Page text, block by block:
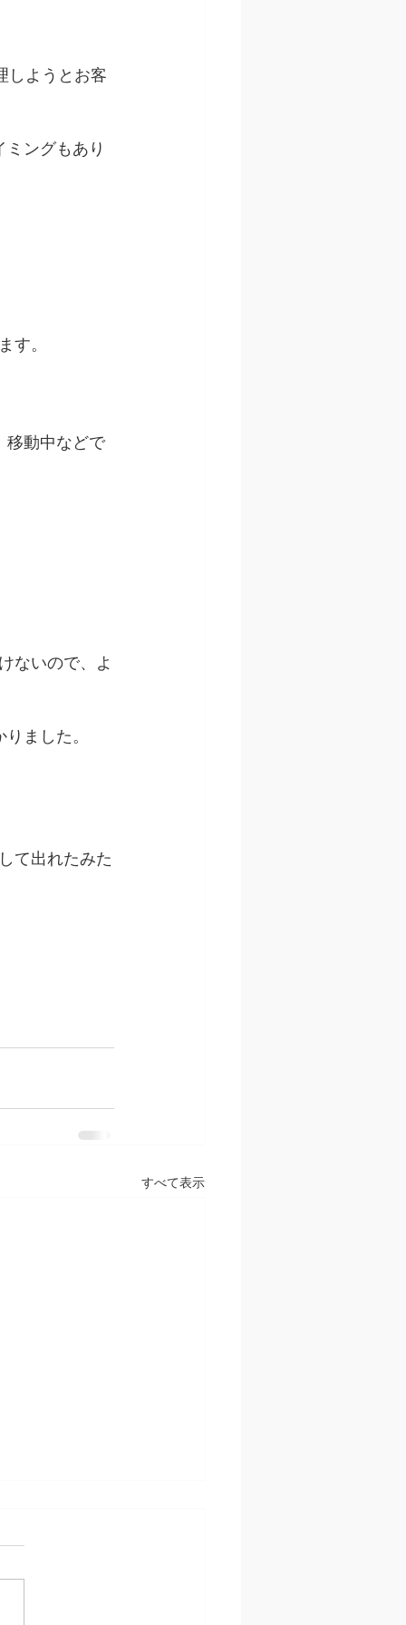
しようとお客
ングもあり
。
移動中などで
ないので、よ
ました。
て出れたみた
すべて表示